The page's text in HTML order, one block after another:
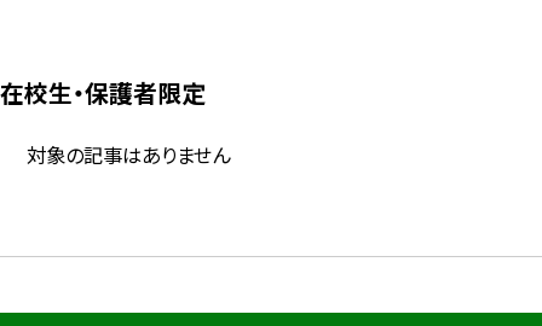
在校生・保護者限定
対象の記事はありません